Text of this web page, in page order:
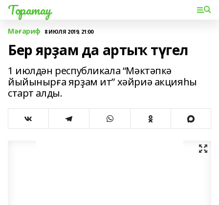
Торатау
Мәғариф 8 ИЮЛЯ 2019, 21:00
Бер ярҙам да артыҡ түгел
1 июлдән республикала “Мәктәпкә
йыйынырға ярҙам ит” хәйриә акцияһы
старт алды.